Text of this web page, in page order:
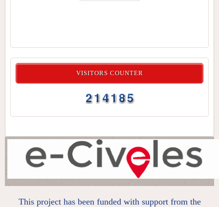
VISITORS COUNTER
This project has been funded with support from the